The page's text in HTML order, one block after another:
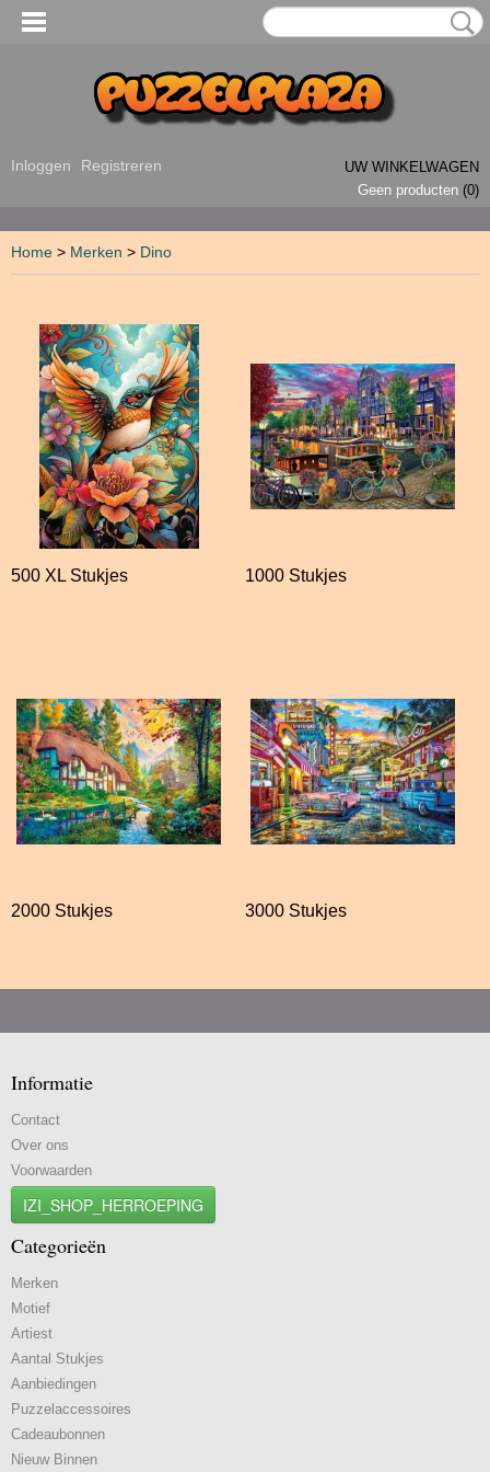
Inloggen Registreren
UW WINKELWAGEN
Geen producten (0)
Home > Merken > Dino
500 XL Stukjes 1000 Stukjes
2000 Stukjes 3000 Stukjes
Informatie
Contact
Over ons
Voorwaarden
IZI_SHOP_HERROEPING
Categorieën
Merken
Motief
Artiest
Aantal Stukjes
Aanbiedingen
Puzzelaccessoires
Cadeaubonnen
Nieuw Binnen